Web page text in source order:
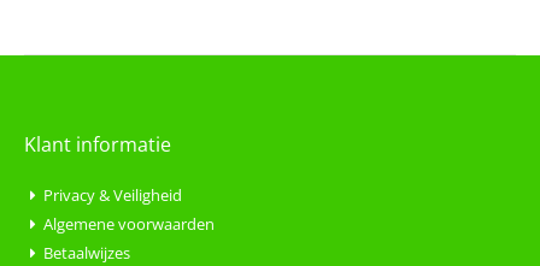
Klant informatie
Privacy & Veiligheid
Algemene voorwaarden
Betaalwijzes